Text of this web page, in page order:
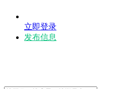
立即登录
发布信息